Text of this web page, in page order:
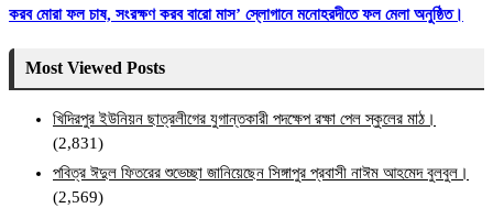
করব মোরা ফল চাষ, সংরক্ষণ করব বারো মাস’ স্লোগানে মনোহরদীতে ফল মেলা অনুষ্ঠিত।
Most Viewed Posts
খিদিরপুর ইউনিয়ন ছাত্রলীগের যুগান্তকারী পদক্ষেপ রক্ষা পেল স্কুলের মাঠ।
(2,831)
পবিত্র ঈদুল ফিতরের শুভেচ্ছা জানিয়েছেন সিঙ্গাপুর প্রবাসী নাঈম আহমেদ বুলবুল।
(2,569)